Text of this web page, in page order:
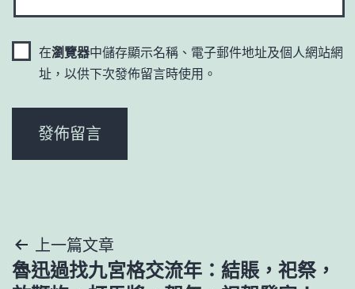
在瀏覽器中儲存顯示名稱、電子郵件地址及個人網站網
址，以供下次發佈留言時使用。
文上一篇文章
魯迅過找九宮格交流年：結賬，祀祭，